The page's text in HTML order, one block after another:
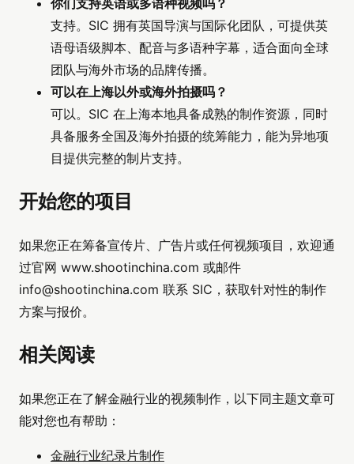
你们支持英语或多语种视频吗？
支持。SIC 拥有英国导演与国际化团队，可提供英
语母语级脚本、配音与多语种字幕，适合面向全球
团队与海外市场的品牌传播。
可以在上海以外或海外拍摄吗？
可以。SIC 在上海本地具备成熟的制作资源，同时
具备服务全国及海外拍摄的统筹能力，能为异地项
目提供完整的制片支持。
开始您的项目
如果您正在筹备宣传片、广告片或任何视频项目，欢迎通
过官网 www.shootinchina.com 或邮件
info@shootinchina.com 联系 SIC，获取针对性的制作
方案与报价。
相关阅读
如果您正在了解金融行业的视频制作，以下同主题文章可
能对您也有帮助：
金融行业纪录片制作